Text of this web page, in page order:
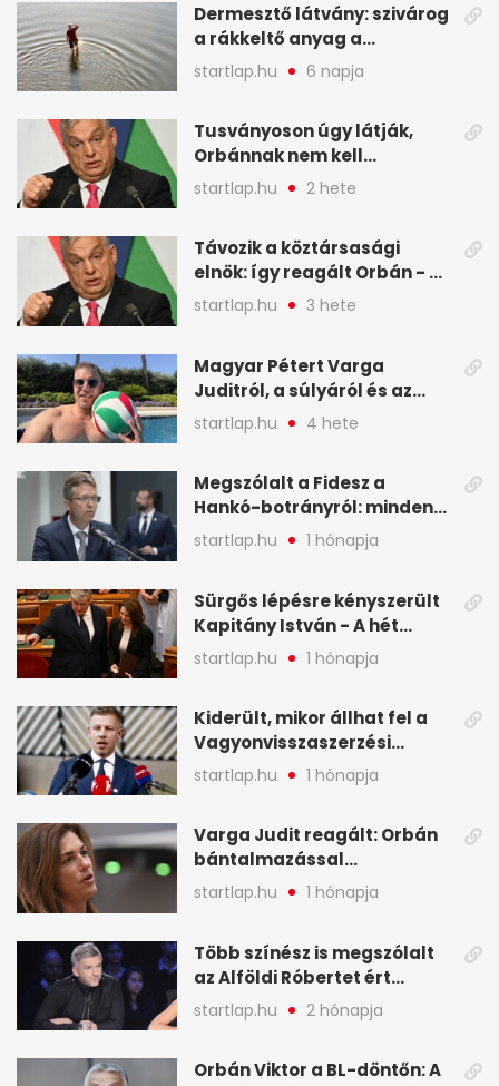
Dermesztő látvány: szivárog
a rákkeltő anyag a
kiszáradó Dunába
Budapesten - A hét
képekben
startlap.hu 6 napja
Tusványoson úgy látják,
Orbánnak nem kell
változtatnia - A hét
legfontosabb hírei
startlap.hu 2 hete
Távozik a köztársasági
elnök: így reagált Orbán - A
hét legfontosabb hírei
képekben
startlap.hu 3 hete
Magyar Pétert Varga
Juditról, a súlyáról és az
alvásidejéről is faggatták a
Redditen, sok kérdésre sírva
A hét legfontosabb hírei
képekben
startlap.hu 4 hete
Megszólalt a Fidesz a
Hankó-botrányról: minden
forint jó helyre ment - A hét
legfontosabb hírei
startlap.hu 1 hónapja
Sürgős lépésre kényszerült
Kapitány István - A hét
legfontosabb hírei
képekben
startlap.hu 1 hónapja
Kiderült, mikor állhat fel a
Vagyonvisszaszerzési
Hivatal - A hét legfontosabb
hírei képekben
startlap.hu 1 hónapja
Varga Judit reagált: Orbán
bántalmazással
kapcsolatban emlegette - A
hét legfontosabb hírei
startlap.hu 1 hónapja
Több színész is megszólalt
az Alföldi Róbertet ért
vádakról - A hét
legfontosabb hírei
startlap.hu 2 hónapja
Orbán Viktor a BL-döntőn: A